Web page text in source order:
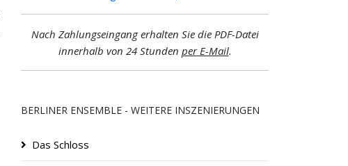
Nach Zahlungseingang erhalten Sie die PDF-Datei
innerhalb von 24 Stunden per E-Mail.
BERLINER ENSEMBLE - WEITERE INSZENIERUNGEN
Das Schloss